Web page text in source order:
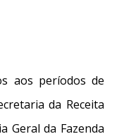
aos períodos de
da Receita
Geral da Fazenda